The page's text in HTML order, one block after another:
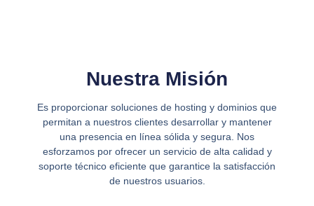
Nuestra Misión
Es proporcionar soluciones de hosting y dominios que
permitan a nuestros clientes desarrollar y mantener
una presencia en línea sólida y segura. Nos
esforzamos por ofrecer un servicio de alta calidad y
soporte técnico eficiente que garantice la satisfacción
de nuestros usuarios.